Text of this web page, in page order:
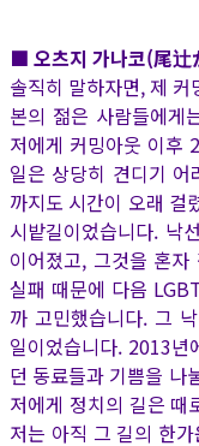
■ 오츠지 가나코(尾辻
솔직히 말하자면, 제
본의 젊은 사람들에게
저에게 커밍아웃 이후
일은 상당히 견디기
까지도 시간이 오래 걸
시밭길이었습니다. 낙
이어졌고, 그것을 혼
실패 때문에 다음
까 고민했습니다. 그
일이었습니다. 2013년
던 동료들과 기쁨을 나
저에게 정치의 길은 때
저는 아직 그 길의 한